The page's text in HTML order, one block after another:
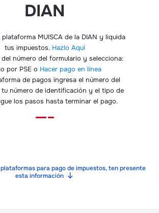
DIAN
plataforma MUISCA de la DIAN y liquida
tus impuestos. Hazlo Aquí
número del formulario y selecciona:
por PSE o Hacer pago en línea
de pagos ingresa el número del
número de identificación y el tipo de
los pasos hasta terminar el pago.
para pago de impuestos, ten presente
esta información